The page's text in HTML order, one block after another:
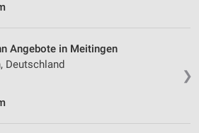
❯
Angebote in Meitingen
Deutschland